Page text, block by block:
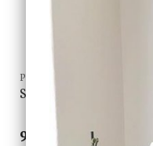
Pb Home
Spegel Wanasa -
900 kr